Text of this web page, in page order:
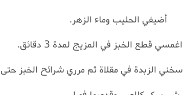
أضيفي الحليب وماء الزهر.
اغمسي قطع الخبز في المزيج لمدة 3 دقائق.
سخني الزبدة في مقلاة ثم مرري شرائح الخبز